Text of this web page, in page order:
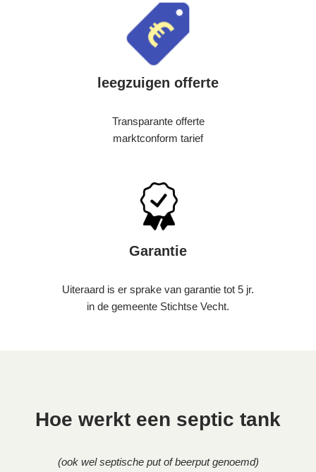
leegzuigen offerte
Transparante offerte
marktconform tarief
Garantie
Uiteraard is er sprake van garantie tot 5 jr.
in de gemeente Stichtse Vecht.
Hoe werkt een septic tank
(ook wel septische put of beerput genoemd)